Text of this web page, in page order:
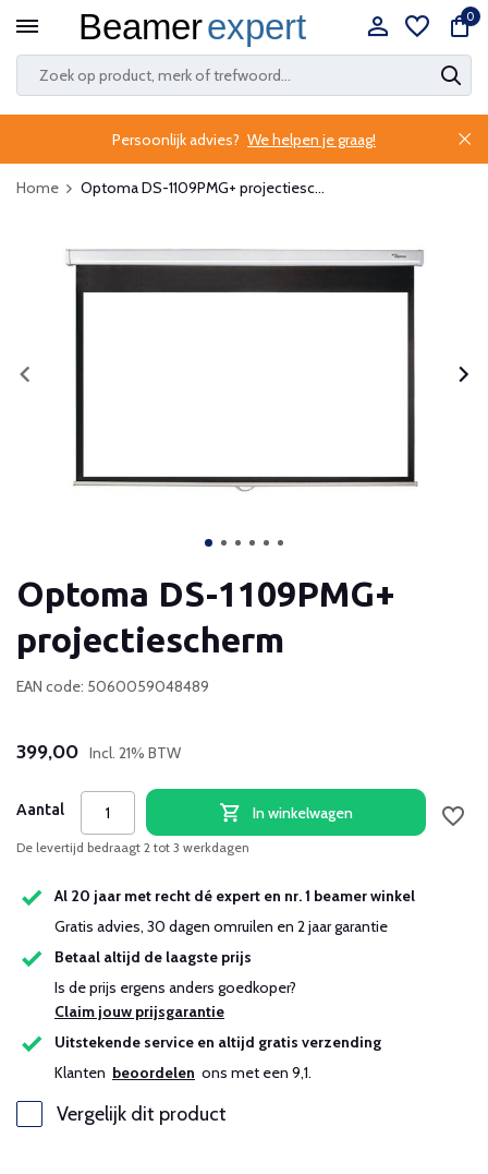
0
Persoonlijk advies? We helpen je graag!
Home Optoma DS-1109PMG+ projectiesc...
Optoma DS-1109PMG+
projectiescherm
EAN code: 5060059048489
399,00 Incl. 21% BTW
Aantal In winkelwagen
De levertijd bedraagt 2 tot 3 werkdagen
Al 20 jaar met recht dé expert en nr. 1 beamer winkel
Gratis advies, 30 dagen omruilen en 2 jaar garantie
Betaal altijd de laagste prijs
Is de prijs ergens anders goedkoper?
Claim jouw prijsgarantie
Uitstekende service en altijd gratis verzending
Klanten beoordelen ons met een 9,1.
Vergelijk dit product